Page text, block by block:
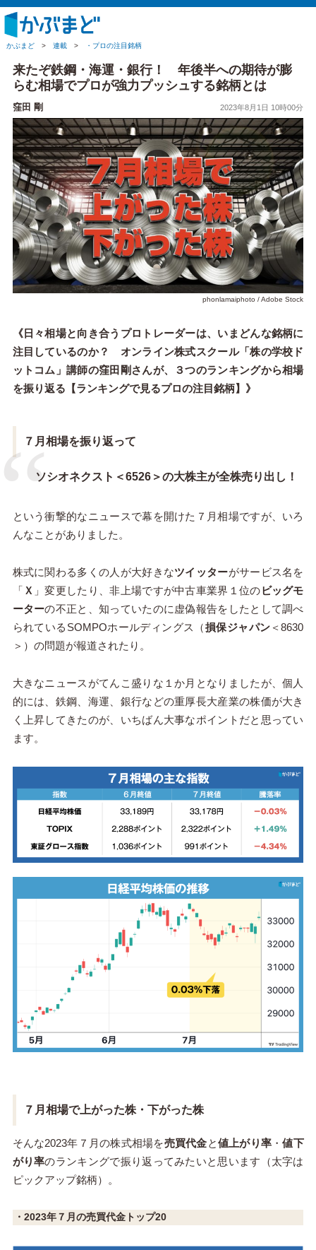
かぶまど > 連載 > ・プロの注目銘柄
来たぞ鉄鋼・海運・銀行！ 年後半への期待が膨
らむ相場でプロが強力プッシュする銘柄とは
窪田 剛 2023年8月1日 10時00分
phonlamaiphoto / Adobe Stock
《日々相場と向き合うプロトレーダーは、いまどんな銘柄に
注目しているのか？ オンライン株式スクール「株の学校ド
ットコム」講師の窪田剛さんが、３つのランキングから相場
を振り返る【ランキングで見るプロの注目銘柄】》
７月相場を振り返って
ソシオネクスト＜6526＞の大株主が全株売り出し！
という衝撃的なニュースで幕を開けた７月相場ですが、いろ
んなことがありました。
株式に関わる多くの人が大好きなツイッターがサービス名を
「 Ｘ 」変更したり、非上場ですが中古車業界１位のビッグモ
ーターの不正と、知っていたのに虚偽報告をしたとして調べ
られているSOMPOホールディングス（損保ジャパン ＜8630
＞）の問題が報道されたり。
大きなニュースがてんこ盛りな１か月となりましたが、個人
的には、鉄鋼、海運、銀行などの重厚長大産業の株価が大き
く上昇してきたのが、いちばん大事なポイントだと思ってい
ます。
７月相場で上がった株・下がった株
そんな2023年７月の株式相場を売買代金と値上がり率 ・値下
がり率のランキングで振り返ってみたいと思います（太字は
ピックアップ銘柄）。
・2023年７月の売買代金トップ20